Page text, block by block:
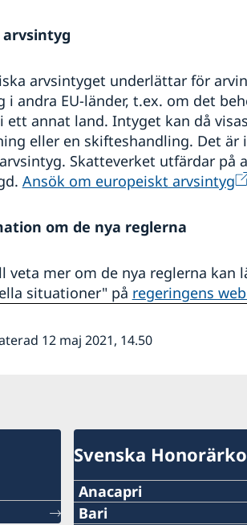
arvsintyget underlättar för
i andra EU-länder, t.ex. om det
ett annat land. Intyget kan då
eller en skifteshandling. Det
Skatteverket utfärdar på
Ansök om europeiskt arvsintyg
om de nya reglerna
veta mer om de nya reglerna kan
situationer" på regeringens
12 maj 2021, 14.50
Svenska
Anacapri
Telefon:
Bari